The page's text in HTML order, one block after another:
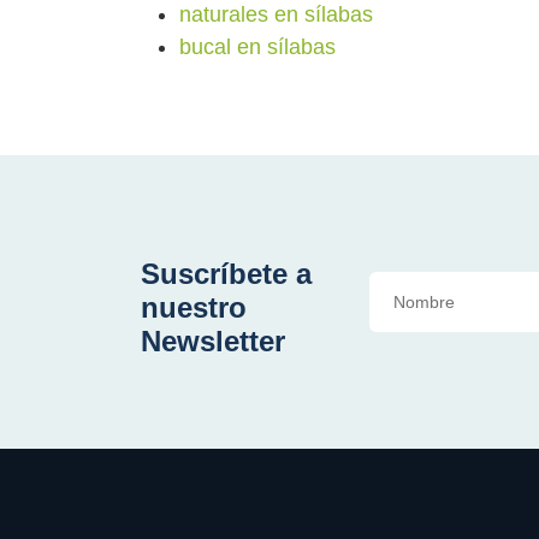
naturales en sílabas
bucal en sílabas
Suscríbete a
nuestro
Newsletter